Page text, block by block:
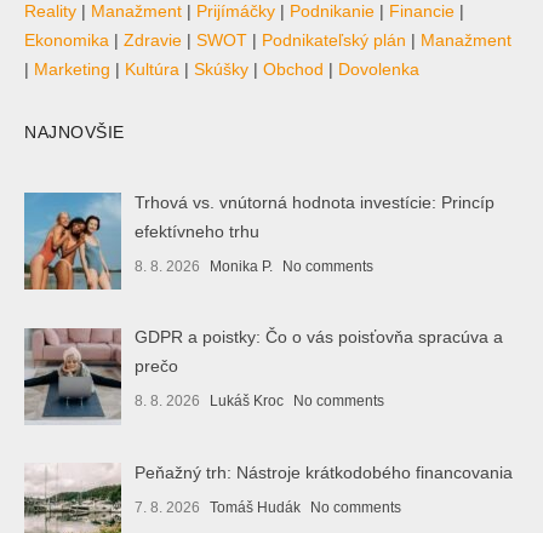
Reality | Manažment | Prijímáčky | Podnikanie | Financie |
Ekonomika | Zdravie | SWOT | Podnikateľský plán | Manažment
| Marketing | Kultúra | Skúšky | Obchod | Dovolenka
NAJNOVŠIE
Trhová vs. vnútorná hodnota investície: Princíp
efektívneho trhu
8. 8. 2026 Monika P. No comments
GDPR a poistky: Čo o vás poisťovňa spracúva a
prečo
8. 8. 2026 Lukáš Kroc No comments
Peňažný trh: Nástroje krátkodobého financovania
7. 8. 2026 Tomáš Hudák No comments